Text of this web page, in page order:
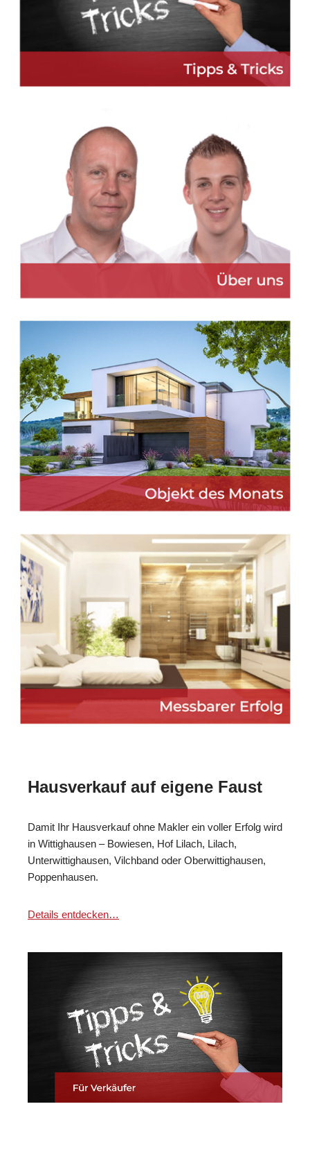
Hausverkauf auf eigene Faust
Damit Ihr Hausverkauf ohne Makler ein voller Erfolg wird
in Wittighausen – Bowiesen, Hof Lilach, Lilach,
Unterwittighausen, Vilchband oder Oberwittighausen,
Poppenhausen.
Details entdecken…